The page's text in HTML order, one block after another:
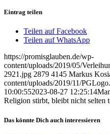
Eintrag teilen
Teilen auf Facebook
Teilen auf WhatsApp
https://promisglauben.de/wp-
content/uploads/2019/05/
2921.jpg 2879 4145 Markus
content/uploads/2019/11/
10:00:552023-08-27 12:25:14
Religion stirbt, bleibt nicht selten
Das könnte Dich auch interessieren